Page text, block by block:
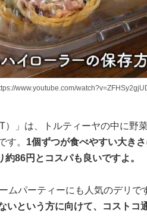
www.youtube.com/
」は、トルティーヤの中に野
す。 1個ずつが食べやすい大き
86円とコスパも良いですよ。
ムパーティーにも人気のデリで
いという方に向けて、コストコ